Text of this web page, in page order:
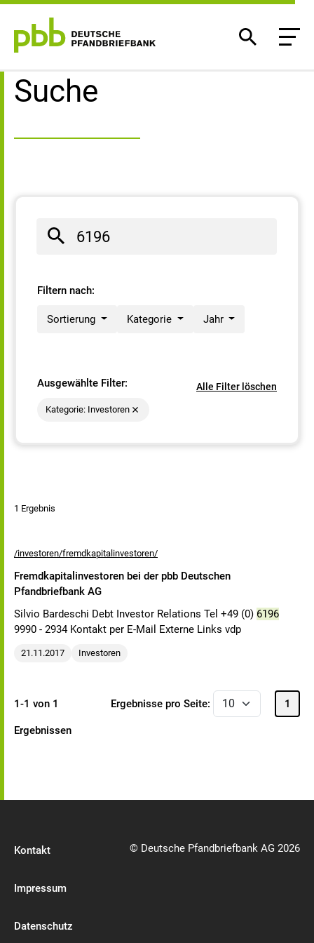
Suchergebnisse
Suche
Filtern nach:
Sortierung Kategorie Jahr
Ausgewählte Filter: Alle Filter löschen
Kategorie: Investoren
1 Ergebnis
/investoren/fremdkapitalinvestoren/
Fremdkapitalinvestoren bei der pbb Deutschen
Pfandbriefbank AG
Silvio Bardeschi Debt Investor Relations Tel +49 (0) 6196
9990 - 2934 Kontakt per E-Mail Externe Links vdp
21.11.2017 Investoren
1-1 von 1
Ergebnissen
Ergebnisse pro Seite: 1
Kontakt
Impressum
Datenschutz
© Deutsche Pfandbriefbank AG 2026